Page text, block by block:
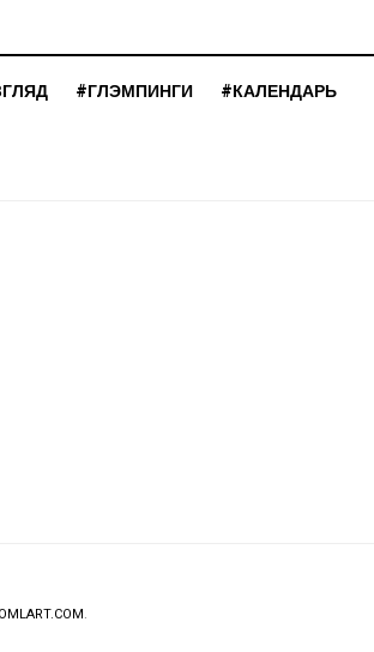
#ГЛЭМПИНГИ #КАЛЕНДАРЬ
.